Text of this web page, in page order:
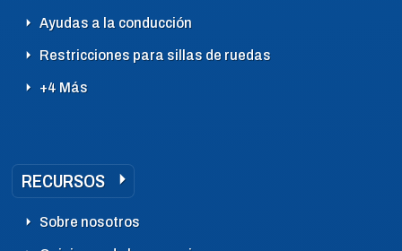
Ayudas a la conducción
Restricciones para sillas de ruedas
+4 Más
RECURSOS
Sobre nosotros